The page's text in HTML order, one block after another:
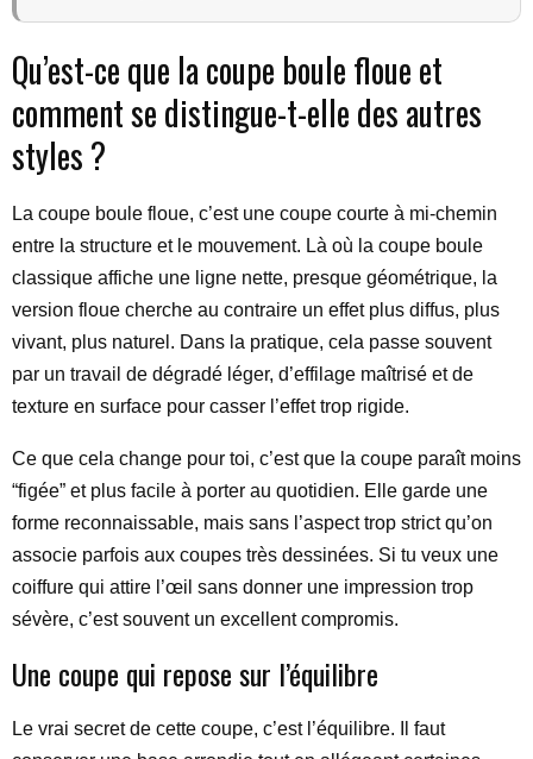
Qu’est-ce que la coupe boule floue et
comment se distingue-t-elle des autres
styles ?
La coupe boule floue, c’est une coupe courte à mi-chemin
entre la structure et le mouvement. Là où la coupe boule
classique affiche une ligne nette, presque géométrique, la
version floue cherche au contraire un effet plus diffus, plus
vivant, plus naturel. Dans la pratique, cela passe souvent
par un travail de dégradé léger, d’effilage maîtrisé et de
texture en surface pour casser l’effet trop rigide.
Ce que cela change pour toi, c’est que la coupe paraît moins
“figée” et plus facile à porter au quotidien. Elle garde une
forme reconnaissable, mais sans l’aspect trop strict qu’on
associe parfois aux coupes très dessinées. Si tu veux une
coiffure qui attire l’œil sans donner une impression trop
sévère, c’est souvent un excellent compromis.
Une coupe qui repose sur l’équilibre
Le vrai secret de cette coupe, c’est l’équilibre. Il faut